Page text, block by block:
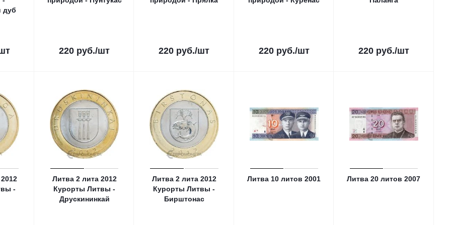
дуб
220 руб./шт 220 руб./шт 220руб./шт 220руб./шт
-
Литва 2 лита 2012
Курорты Литвы -
Друскининкай
Литва 2 лита 2012
Курорты Литвы -
Бирштонас
Литва 10 литов 2001 Литва 20 литов 2007